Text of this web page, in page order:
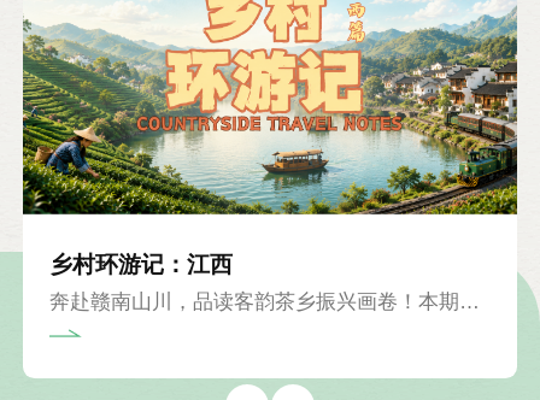
乡村环游记：江西
奔赴赣南山川，品读客韵茶乡振兴画卷！本期
《乡村环游记》跟随主持人安泽走进江西赣州上
的美丽乡村，探寻治山、治水、治污协同推进的